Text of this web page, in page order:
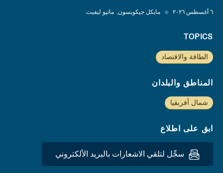
٦ أغسطس ٢٠٢٦ ◆ مايكل جيكوبسون ماثيو ليفيت
TOPICS
الطاقة والاقتصاد
المناطق والبلدان
شمال أفريقيا
ابق على اطلاع
سجِّل لتلقي الاشعارات بالبريد الألكتروني